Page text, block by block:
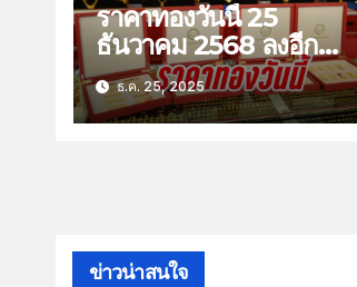
ราคาทองวันนี้ 25
ธันวาคม 2568 ลงอีก
100 บาท
ธ.ค. 25, 2025
ข่าวน่าสนใจ